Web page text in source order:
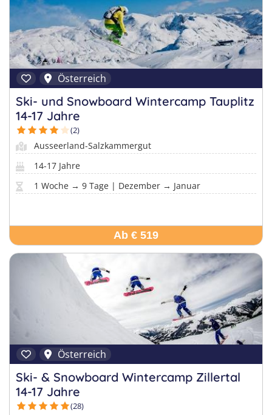
Österreich
Ski- und Snowboard Wintercamp Tauplitz
14-17 Jahre
(2)
Ausseerland-Salzkammergut
14-17 Jahre
1 Woche → 9 Tage | Dezember → Januar
Ab € 519
Österreich
Ski- & Snowboard Wintercamp Zillertal
14-17 Jahre
(28)